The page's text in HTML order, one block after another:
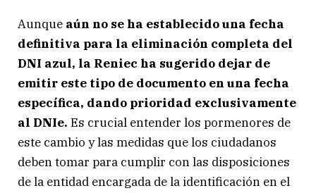
Aunque aún no se ha establecido una fecha
definitiva para la eliminación completa del
DNI azul, la Reniec ha sugerido dejar de
emitir este tipo de documento en una fecha
específica, dando prioridad exclusivamente
al DNIe. Es crucial entender los pormenores de
este cambio y las medidas que los ciudadanos
deben tomar para cumplir con las disposiciones
de la entidad encargada de la identificación en el